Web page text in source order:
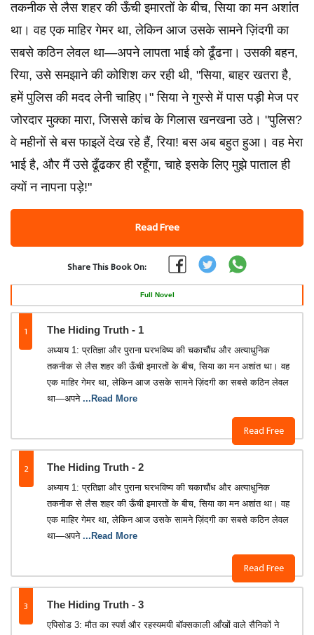
तकनीक से लैस शहर की ऊँची इमारतों के बीच, सिया का मन अशांत
था। वह एक माहिर गेमर था, लेकिन आज उसके सामने ज़िंदगी का
सबसे कठिन लेवल था—अपने लापता भाई को ढूँढना। उसकी बहन,
रिया, उसे समझाने की कोशिश कर रही थी, "सिया, बाहर खतरा है,
हमें पुलिस की मदद लेनी चाहिए।" सिया ने गुस्से में पास पड़ी मेज पर
जोरदार मुक्का मारा, जिससे कांच के गिलास खनखना उठे। "पुलिस?
वे महीनों से बस फाइलें देख रहे हैं, रिया! बस अब बहुत हुआ। वह मेरा
भाई है, और मैं उसे ढूँढकर ही रहूँगा, चाहे इसके लिए मुझे पाताल ही
क्यों न नापना पड़े!"
Read Free
Share This Book On:
Full Novel
1 The Hiding Truth - 1
Read Free
अध्याय 1: प्रतिज्ञा और पुराना घरभविष्य की चकाचौंध और अत्याधुनिक
तकनीक से लैस शहर की ऊँची इमारतों के बीच, सिया का मन अशांत था। वह
एक माहिर गेमर था, लेकिन आज उसके सामने ज़िंदगी का सबसे कठिन लेवल
था—अपने ...Read More
2 The Hiding Truth - 2
Read Free
अध्याय 1: प्रतिज्ञा और पुराना घरभविष्य की चकाचौंध और अत्याधुनिक
तकनीक से लैस शहर की ऊँची इमारतों के बीच, सिया का मन अशांत था। वह
एक माहिर गेमर था, लेकिन आज उसके सामने ज़िंदगी का सबसे कठिन लेवल
था—अपने ...Read More
3 The Hiding Truth - 3
एपिसोड 3: मौत का स्पर्श और रहस्यमयी बॉक्सकाली आँखों वाले सैनिकों ने